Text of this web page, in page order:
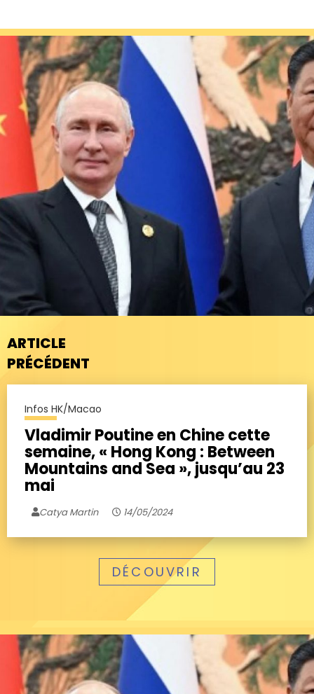
ARTICLE
PRÉCÉDENT
Infos HK/Macao
Vladimir Poutine en Chine cette
semaine, « Hong Kong : Between
Mountains and Sea », jusqu’au 23
mai
Catya Martin 14/05/2024
DÉCOUVRIR